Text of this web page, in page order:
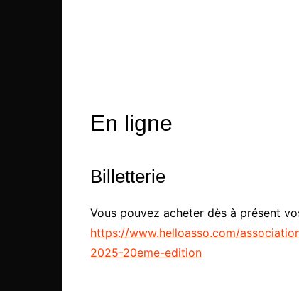
En ligne
Billetterie
Vous pouvez acheter dès à présent
https://www.helloasso.com/
2025-20eme-edition